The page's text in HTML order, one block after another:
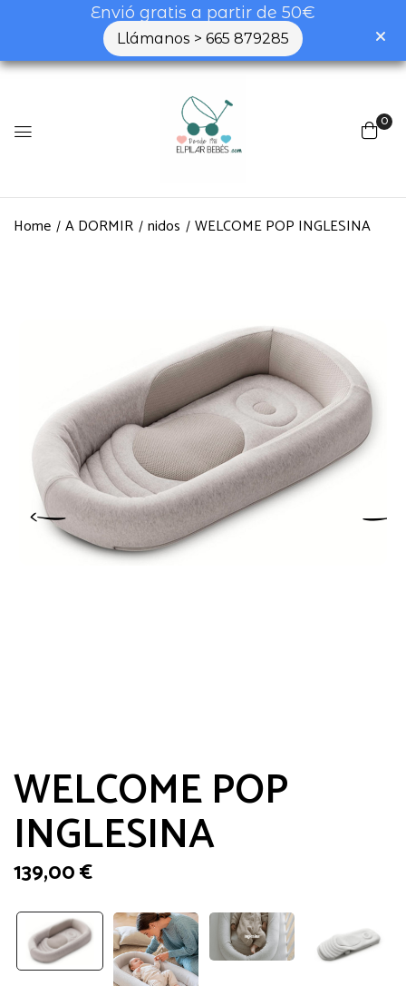
Envió gratis a partir de 50€
Llámanos > 665 879285
0
Home A DORMIR nidos WELCOME POP INGLESINA
WELCOME POP
INGLESINA
139,00€